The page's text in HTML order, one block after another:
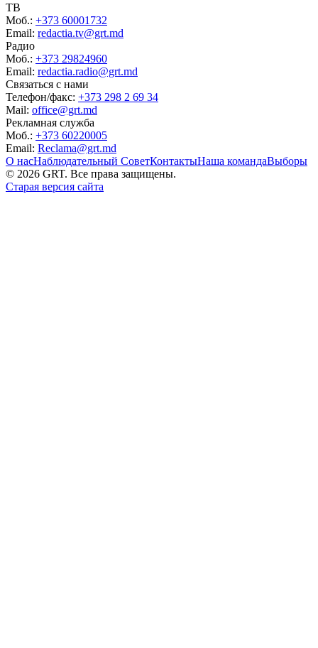
ТВ
Моб.: +373 60001732
Email: redactia.tv@grt.md
Радио
Моб.: +373 29824960
Email: redactia.radio@grt.md
Связаться с нами
Телефон/факс: +373 298 2 69 34
Mail: office@grt.md
Рекламная служба
Моб.: +373 60220005
Email: Reclama@grt.md
О насНаблюдательный СоветКонтактыНаша командаВыборы
© 2026 GRT. Все права защищены.
Старая версия сайта